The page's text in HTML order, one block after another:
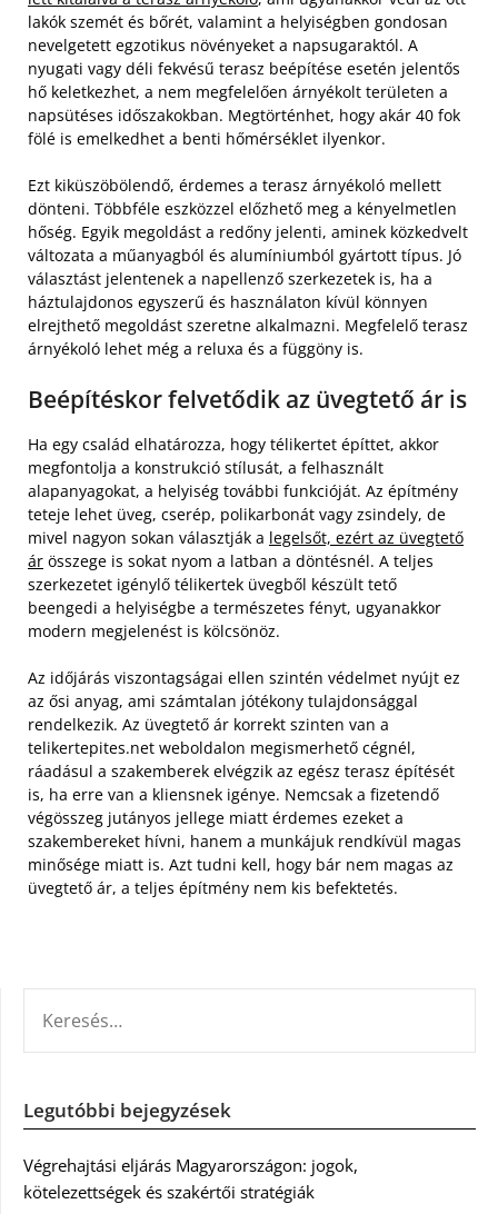
lakók szemét és bőrét, valamint a helyiségben gondosan
nevelgetett egzotikus növényeket a napsugaraktól. A
nyugati vagy déli fekvésű terasz beépítése esetén jelentős
hő keletkezhet, a nem megfelelően árnyékolt területen a
napsütéses időszakokban. Megtörténhet, hogy akár 40 fok
fölé is emelkedhet a benti hőmérséklet ilyenkor.
Ezt kiküszöbölendő, érdemes a terasz árnyékoló mellett
dönteni. Többféle eszközzel előzhető meg a kényelmetlen
hőség. Egyik megoldást a redőny jelenti, aminek közkedvelt
változata a műanyagból és alumíniumból gyártott típus. Jó
választást jelentenek a napellenző szerkezetek is, ha a
háztulajdonos egyszerű és használaton kívül könnyen
elrejthető megoldást szeretne alkalmazni. Megfelelő terasz
árnyékoló lehet még a reluxa és a függöny is.
Beépítéskor felvetődik az üvegtető ár is
Ha egy család elhatározza, hogy télikertet építtet, akkor
megfontolja a konstrukció stílusát, a felhasznált
alapanyagokat, a helyiség további funkcióját. Az építmény
teteje lehet üveg, cserép, polikarbonát vagy zsindely, de
mivel nagyon sokan választják a legelsőt, ezért az üvegtető
ár összege is sokat nyom a latban a döntésnél. A teljes
szerkezetet igénylő télikertek üvegből készült tető
beengedi a helyiségbe a természetes fényt, ugyanakkor
modern megjelenést is kölcsönöz.
Az időjárás viszontagságai ellen szintén védelmet nyújt ez
az ősi anyag, ami számtalan jótékony tulajdonsággal
rendelkezik. Az üvegtető ár korrekt szinten van a
telikertepites.net weboldalon megismerhető cégnél,
ráadásul a szakemberek elvégzik az egész terasz építését
is, ha erre van a kliensnek igénye. Nemcsak a fizetendő
végösszeg jutányos jellege miatt érdemes ezeket a
szakembereket hívni, hanem a munkájuk rendkívül magas
minősége miatt is. Azt tudni kell, hogy bár nem magas az
üvegtető ár, a teljes építmény nem kis befektetés.
Legutóbbi bejegyzések
Végrehajtási eljárás Magyarországon: jogok,
kötelezettségek és szakértői stratégiák